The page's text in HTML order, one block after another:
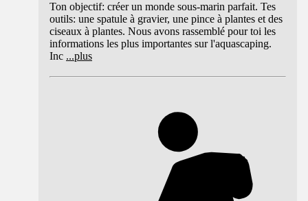
Ton objectif: créer un monde sous-marin parfait. Tes
outils: une spatule à gravier, une pince à plantes et des
ciseaux à plantes. Nous avons rassemblé pour toi les
informations les plus importantes sur l'aquascaping.
Inc ...plus